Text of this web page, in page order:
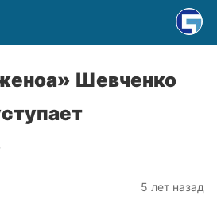
Шевченко
5 лет назад